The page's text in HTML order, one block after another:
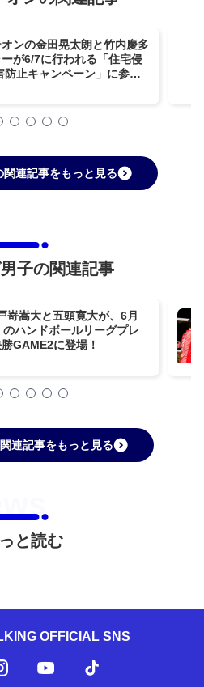
ンの金田晃太朗と竹内慶多
が6/7に行われる「住宅侵
防止キャンペーン」に参
連記事をもっと見る
子の関連記事
嵜嵩大と五頭寛大が、6月
ハンドボールリーグプレ
GAME2に登場！
連記事をもっと見る
と読む
OFFICIAL SNS